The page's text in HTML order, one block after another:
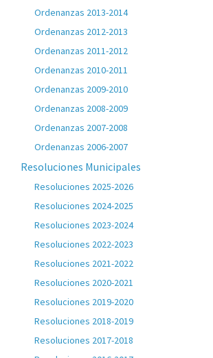
Ordenanzas 2013-2014
Ordenanzas 2012-2013
Ordenanzas 2011-2012
Ordenanzas 2010-2011
Ordenanzas 2009-2010
Ordenanzas 2008-2009
Ordenanzas 2007-2008
Ordenanzas 2006-2007
Resoluciones Municipales
Resoluciones 2025-2026
Resoluciones 2024-2025
Resoluciones 2023-2024
Resoluciones 2022-2023
Resoluciones 2021-2022
Resoluciones 2020-2021
Resoluciones 2019-2020
Resoluciones 2018-2019
Resoluciones 2017-2018